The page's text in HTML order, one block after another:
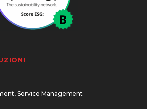
Service Management